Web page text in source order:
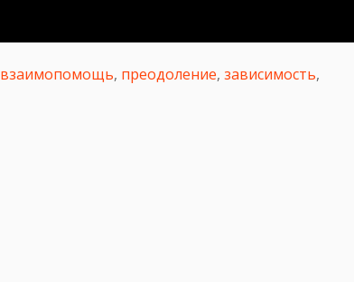
взаимопомощь, преодоление, зависимость,